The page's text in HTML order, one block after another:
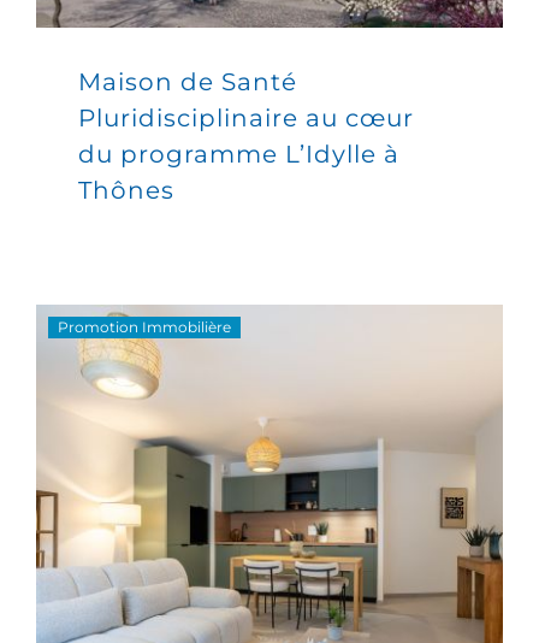
Maison de Santé
Pluridisciplinaire au cœur
du programme L’Idylle à
Thônes
Promotion Immobilière